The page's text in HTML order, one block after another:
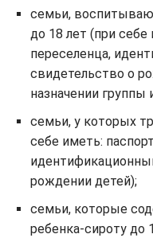
семьи,
до 18 лет (при себе
переселенца,
свидетельство о
назначении группы
семьи, у которых
себе иметь:
рождении детей);
семьи, которые
ребенка-сироту до